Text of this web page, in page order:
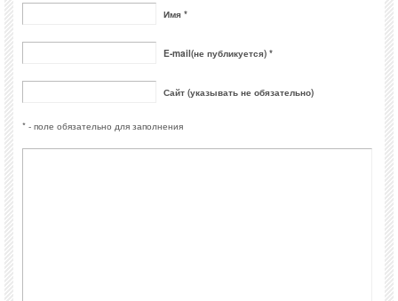
Имя *
E-mail(не публикуется) *
Сайт (указывать не обязательно)
* - поле обязательно для заполнения